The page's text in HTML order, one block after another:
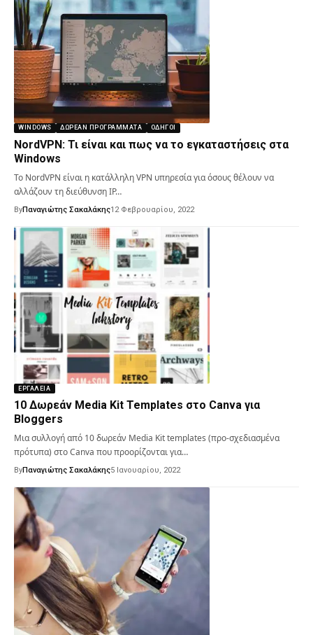
WINDOWS ΔΩΡΕΆΝ ΠΡΟΓΡΆΜΜΑΤΑ ΟΔΗΓΟΊ
NordVPN: Τι είναι και πως να το εγκαταστήσεις στα
Windows
Το NordVPN είναι η κατάλληλη VPN υπηρεσία για όσους θέλουν να
αλλάζουν τη διεύθυνση IP…
ByΠαναγιώτης Σακαλάκης12 Φεβρουαρίου, 2022
ΕΡΓΑΛΕΊΑ
10 Δωρεάν Media Kit Templates στο Canva για
Bloggers
Μια συλλογή από 10 δωρεάν Media Kit templates (προ-σχεδιασμένα
πρότυπα) στο Canva που προορίζονται για…
ByΠαναγιώτης Σακαλάκης5 Ιανουαρίου, 2022